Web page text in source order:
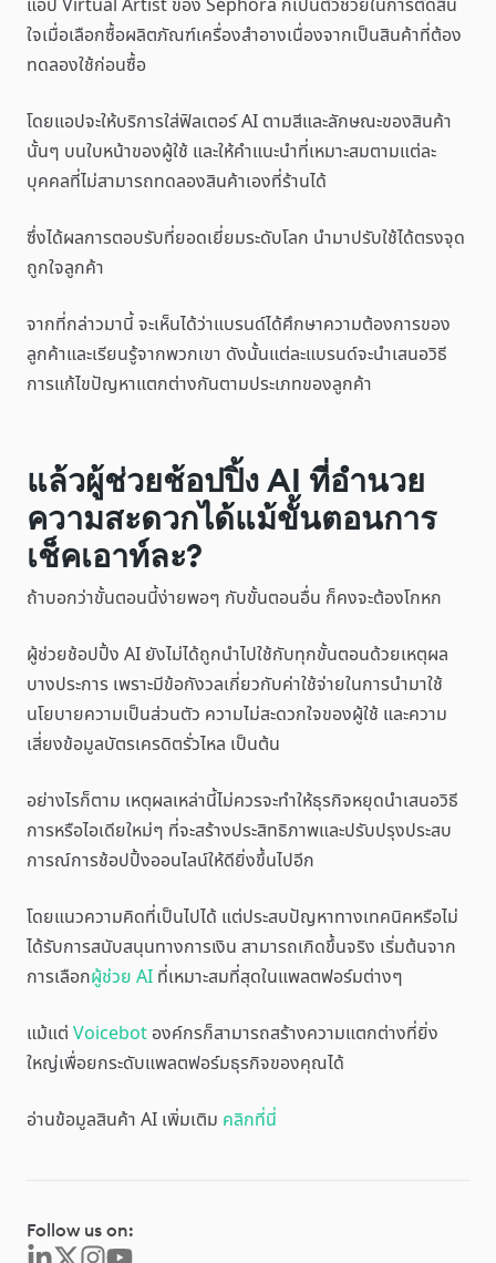
แอป Virtual Artist ของ Sephora ก็เป็นตัวช่วยในการตัดสิน
ใจเมื่อเลือกซื้อผลิตภัณฑ์เครื่องสำอางเนื่องจากเป็นสินค้าที่ต้อง
ทดลองใช้ก่อนซื้อ
โดยแอปจะให้บริการใส่ฟิลเตอร์ AI ตามสีและลักษณะของสินค้า
นั้นๆ บนใบหน้าของผู้ใช้ และให้คำแนะนำที่เหมาะสมตามแต่ละ
บุคคลที่ไม่สามารถทดลองสินค้าเองที่ร้านได้
ซึ่งได้ผลการตอบรับที่ยอดเยี่ยมระดับโลก นำมาปรับใช้ได้ตรงจุด
ถูกใจลูกค้า
จากที่กล่าวมานี้ จะเห็นได้ว่าแบรนด์ได้ศึกษาความต้องการของ
ลูกค้าและเรียนรู้จากพวกเขา ดังนั้นแต่ละแบรนด์จะนำเสนอวิธี
การแก้ไขปัญหาแตกต่างกันตามประเภทของลูกค้า
แล้วผู้ช่วยช้อปปิ้ง AI ที่อำนวย
ความสะดวกได้แม้ขั้นตอนการ
เช็คเอาท์ละ?
ถ้าบอกว่าขั้นตอนนี้ง่ายพอๆ กับขั้นตอนอื่น ก็คงจะต้องโกหก
ผู้ช่วยช้อปปิ้ง AI ยังไม่ได้ถูกนำไปใช้กับทุกขั้นตอนด้วยเหตุผล
บางประการ เพราะมีข้อกังวลเกี่ยวกับค่าใช้จ่ายในการนำมาใช้
นโยบายความเป็นส่วนตัว ความไม่สะดวกใจของผู้ใช้ และความ
เสี่ยงข้อมูลบัตรเครดิตรั่วไหล เป็นต้น
อย่างไรก็ตาม เหตุผลเหล่านี้ไม่ควรจะทำให้ธุรกิจหยุดนำเสนอวิธี
การหรือไอเดียใหม่ๆ ที่จะสร้างประสิทธิภาพและปรับปรุงประสบ
การณ์การช้อปปิ้งออนไลน์ให้ดียิ่งขึ้นไปอีก
โดยแนวความคิดที่เป็นไปได้ แต่ประสบปัญหาทางเทคนิคหรือไม่
ได้รับการสนับสนุนทางการเงิน สามารถเกิดขึ้นจริง เริ่มต้นจาก
การเลือกผู้ช่วย AI ที่เหมาะสมที่สุดในแพลตฟอร์มต่างๆ
แม้แต่ Voicebot องค์กรก็สามารถสร้างความแตกต่างที่ยิ่ง
ใหญ่เพื่อยกระดับแพลตฟอร์มธุรกิจของคุณได้
อ่านข้อมูลสินค้า AI เพิ่มเติม คลิกที่นี่
Follow us on: